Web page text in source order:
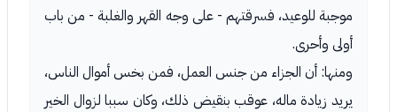
موجبة للوعيد، فسرقتهم - على وجه القهر والغلبة - من باب
أولى وأحرى.
ومنها: أن الجزاء من جنس العمل، فمن بخس أموال الناس،
يريد زيادة ماله، عوقب بنقيض ذلك، وكان سببا لزوال الخير